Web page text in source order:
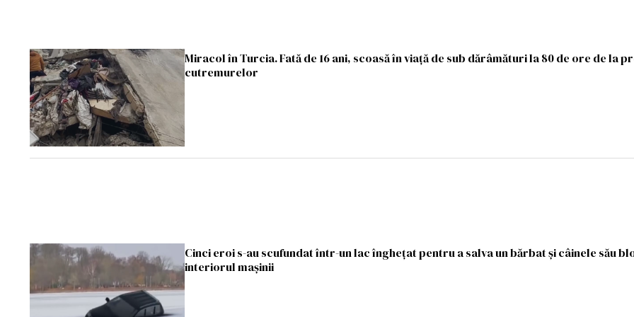
Miracol în Turcia. Fată de 16 ani, scoasă în viață de sub dărâmături la 80 de ore de la
cutremurelor
Cinci eroi s-au scufundat într-un lac înghețat pentru a salva un bărbat și câinele său
interiorul mașinii